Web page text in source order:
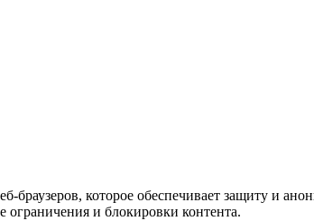
браузеров, которое обеспечивает защиту и
ограничения и блокировки контента.